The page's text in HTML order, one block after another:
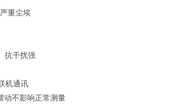
重尘埃
抗干扰强
机通讯
动不影响正常测量